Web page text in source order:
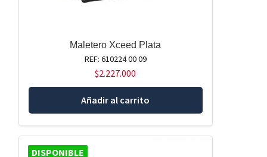
Maletero Xceed Plata
REF: 610224 00 09
$2.227.000
Añadir al carrito
DISPONIBLE